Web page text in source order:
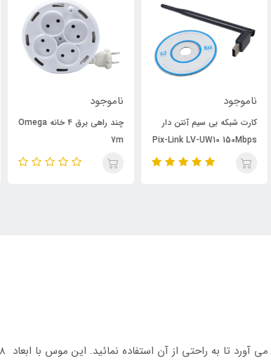
ناموجود
کارت شبکه بی سیم آنتن دار
Pix-Link LV-UW10 150Mbps
ناموجود
چند راهی برق ۴ خانه Omega
7m